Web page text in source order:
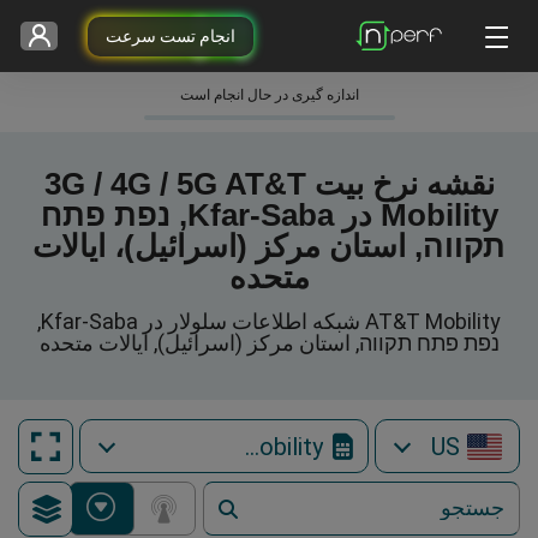
انجام تست سرعت
اندازه گیری در حال انجام است
نقشه نرخ بیت 3G / 4G / 5G AT&T
Mobility در Kfar-Saba, נפת פתח
תקווה, استان مرکز (اسرائیل)، ایالات
متحده
AT&T Mobility شبکه اطلاعات سلولار در Kfar-Saba,
נפת פתח תקווה, استان مرکز (اسرائیل), ایالات متحده
US
AT&T Mobility